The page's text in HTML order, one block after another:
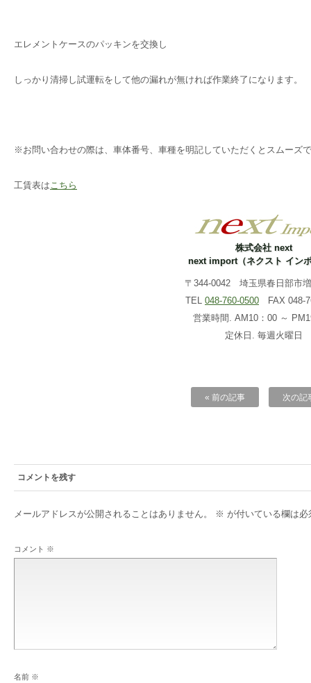
エレメントケースのパッキンを交換し
しっかり清掃し試運転をして他の漏れが無ければ作業終了になります。
※お問い合わせの際は、車体番号、車種を明記していただくとスムーズ
工賃表は こちら
株式会社 next
next import（ネクスト イン
〒344-0042 埼玉県春日部市
TEL 048-760-0500 FAX 048-
営業時間. AM10：00 ～
定休日. 毎週火曜日
« 前の記事 次の記
コメントを残す
メールアドレスが公開されることはありません。 ※ が付いている欄は必
コメント ※
名前 ※